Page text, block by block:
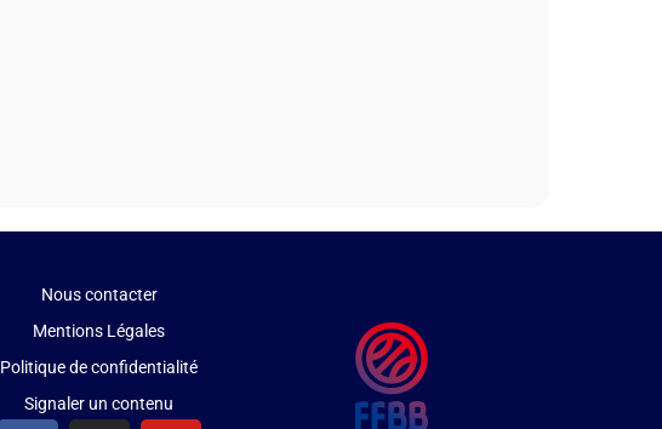
Nous contacter
Mentions Légales
Politique de confidentialité
Signaler un contenu